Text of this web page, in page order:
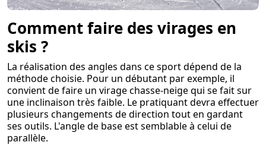
Comment faire des virages en
skis ?
La réalisation des angles dans ce sport dépend de la
méthode choisie. Pour un débutant par exemple, il
convient de faire un virage chasse-neige qui se fait sur
une inclinaison très faible. Le pratiquant devra effectuer
plusieurs changements de direction tout en gardant
ses outils. L'angle de base est semblable à celui de
parallèle.